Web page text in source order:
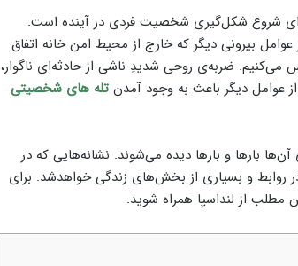
شروع شکل‌گیری شخصیت فردی در آینده است.
بیرونی دیگر که خارج از محیط امن خانه اتفاق
ضربه‌ی روحی شدیدِ ناشی از حادثه‌ای ناگوار،
عوامل دیگر باعث به وجود آمدن تله های شخصیتی
بارها و بارها دیده می‌شوند. نشانه‌هایی که در
روابط و بسیاری از بخش‌های زندگی خواهدشد. برای
مطلب از لنداسپا همراه شوید.